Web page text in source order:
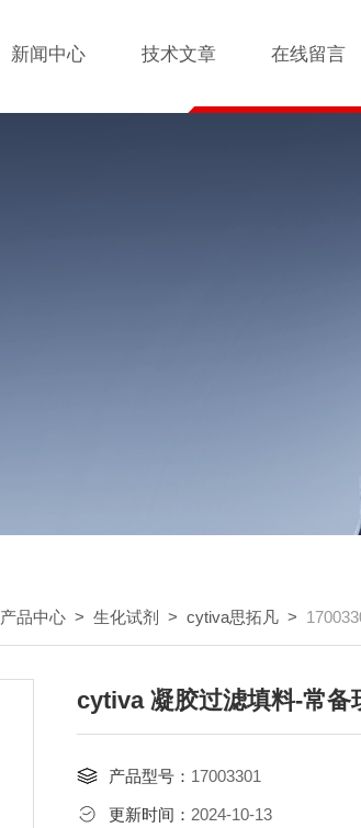
新闻中心 技术文章 在线留言
产品中心 > 生化试剂 > cytiva思拓凡 >
cytiva 凝胶过滤填料-常备
产品型号： 17003301
更新时间： 2024-10-13